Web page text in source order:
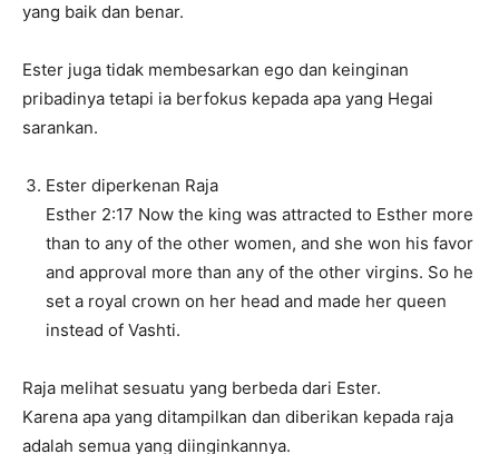
yang baik dan benar.
Ester juga tidak membesarkan ego dan keinginan
pribadinya tetapi ia berfokus kepada apa yang Hegai
sarankan.
Ester diperkenan Raja
Esther 2:17 Now the king was attracted to Esther more
than to any of the other women, and she won his favor
and approval more than any of the other virgins. So he
set a royal crown on her head and made her queen
instead of Vashti.
Raja melihat sesuatu yang berbeda dari Ester.
Karena apa yang ditampilkan dan diberikan kepada raja
adalah semua yang diinginkannya.